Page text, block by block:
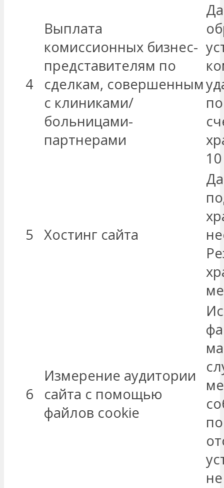
4
Выплата
комиссионных бизнес-
представителям по
сделкам, совершенным
с клиниками/
больницами-
партнерами
5 Хостинг сайта
6
Измерение аудитории
сайта с помощью
файлов cookie